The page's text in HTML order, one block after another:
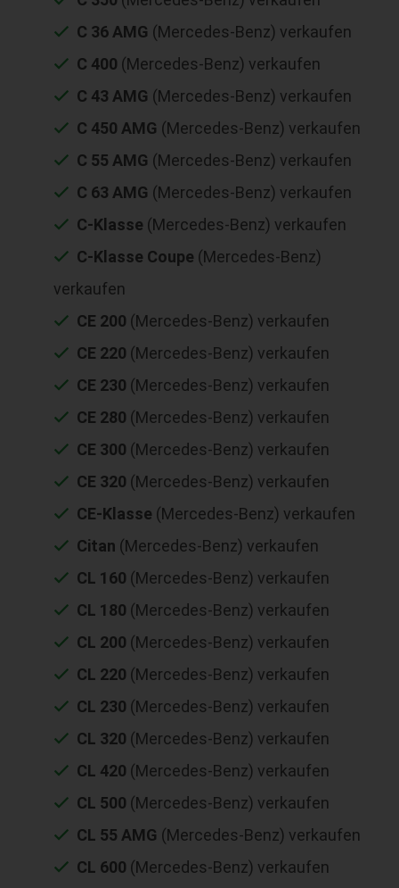
C 36 AMG (Mercedes-Benz) verkaufen
C 400 (Mercedes-Benz) verkaufen
C 43 AMG (Mercedes-Benz) verkaufen
C 450 AMG (Mercedes-Benz) verkaufen
C 55 AMG (Mercedes-Benz) verkaufen
C 63 AMG (Mercedes-Benz) verkaufen
C-Klasse (Mercedes-Benz) verkaufen
C-Klasse Coupe (Mercedes-Benz)
verkaufen
CE 200 (Mercedes-Benz) verkaufen
CE 220 (Mercedes-Benz) verkaufen
CE 230 (Mercedes-Benz) verkaufen
CE 280 (Mercedes-Benz) verkaufen
CE 300 (Mercedes-Benz) verkaufen
CE 320 (Mercedes-Benz) verkaufen
CE-Klasse (Mercedes-Benz) verkaufen
Citan (Mercedes-Benz) verkaufen
CL 160 (Mercedes-Benz) verkaufen
CL 180 (Mercedes-Benz) verkaufen
CL 200 (Mercedes-Benz) verkaufen
CL 220 (Mercedes-Benz) verkaufen
CL 230 (Mercedes-Benz) verkaufen
CL 320 (Mercedes-Benz) verkaufen
CL 420 (Mercedes-Benz) verkaufen
CL 500 (Mercedes-Benz) verkaufen
CL 55 AMG (Mercedes-Benz) verkaufen
CL 600 (Mercedes-Benz) verkaufen